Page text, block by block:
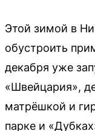
Этой зимой в
обустроить
декабря уже
«Швейцария»,
матрёшкой и
парке и